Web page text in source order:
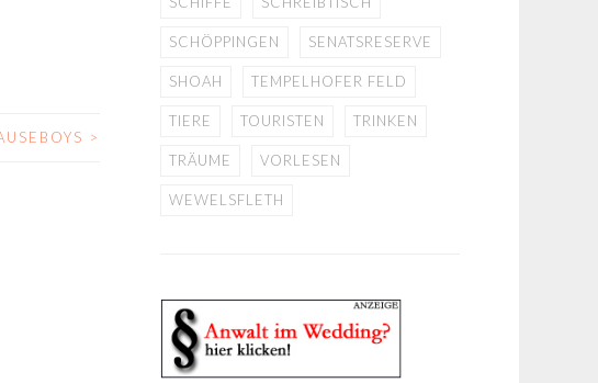
>
SCHÖPPINGEN SENATSRESERVE
SHOAH TEMPELHOFER FELD
TIERE TOURISTEN TRINKEN
TRÄUME VORLESEN
WEWELSFLETH